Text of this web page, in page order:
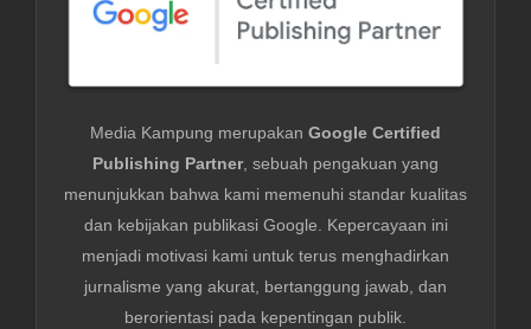
Media Kampung merupakan Google Certified
Publishing Partner, sebuah pengakuan yang
menunjukkan bahwa kami memenuhi standar kualitas
dan kebijakan publikasi Google. Kepercayaan ini
menjadi motivasi kami untuk terus menghadirkan
jurnalisme yang akurat, bertanggung jawab, dan
berorientasi pada kepentingan publik.